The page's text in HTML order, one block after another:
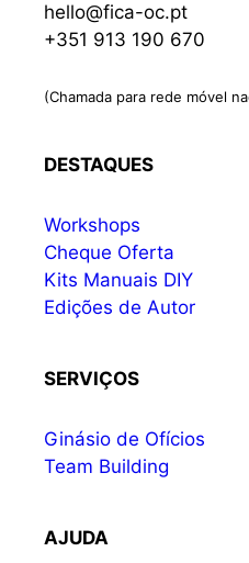
hello@fica-oc.pt
+351 913 190 670
(Chamada para rede móvel
DESTAQUES
Workshops
Cheque Oferta
Kits Manuais DIY
Edições de Autor
SERVIÇOS
Ginásio de Ofícios
Team Building
AJUDA